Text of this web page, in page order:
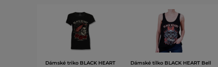
Dámské triko BLACK HEART
Dámské tílko BLACK HEART Bell